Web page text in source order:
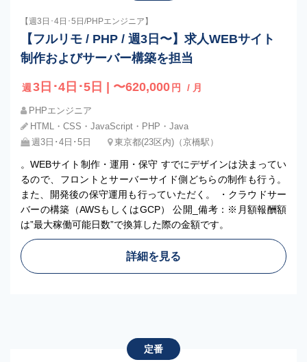
【週3日･4日･5日/PHPエンジニア】
【フルリモ / PHP / 週3日〜】求人WEBサイト
制作およびサーバー構築を担当
週 3日･4日･5日 | 〜620,000 円 / 月
PHPエンジニア
HTML・CSS・JavaScript・PHP・Java
週3日･4日･5日
東京都(23区内)（京橋駅）
。WEBサイト制作・運用・保守 すでにデザインは決まってい
るので、フロントとサーバーサイド側どちらの制作も行う。
また、開発後の保守運用も行っていただく。 ・クラウドサー
バーの構築（AWSもしくはGCP） 公開_備考：※月額報酬額
は”最大稼働可能日数”で換算した際の金額です。
詳細を見る
定番